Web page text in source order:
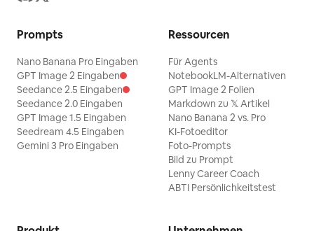
Prompts
Nano Banana Pro Eingaben
GPT Image 2 Eingaben
Seedance 2.5 Eingaben
Seedance 2.0 Eingaben
GPT Image 1.5 Eingaben
Seedream 4.5 Eingaben
Gemini 3 Pro Eingaben
Ressourcen
Für Agents
NotebookLM-Alternativen
GPT Image 2 Folien
Markdown zu 𝕏 Artikel
Nano Banana 2 vs. Pro
KI-Fotoeditor
Foto-Prompts
Bild zu Prompt
Lenny Career Coach
ABTI Persönlichkeitstest